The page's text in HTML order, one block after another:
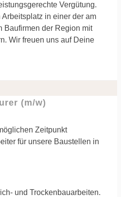
Vergütung.
in einer der am
Baufirmen der Region mit
Wir freuen uns auf Deine
(m/w)
Zeitpunkt
für unsere Baustellen in
und Trockenbauarbeiten.